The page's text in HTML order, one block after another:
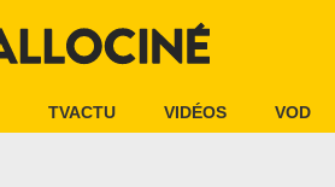
TVACTU VIDÉOS VOD